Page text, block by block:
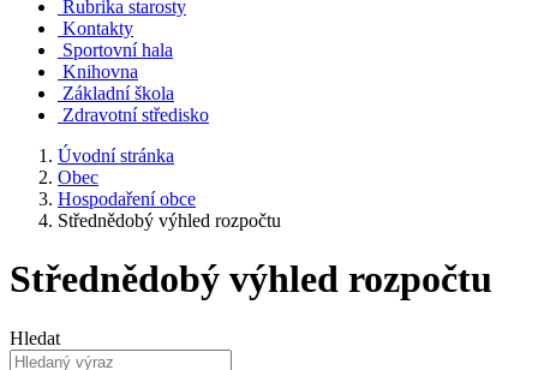
Rubrika starosty
Kontakty
Sportovní hala
Knihovna
Základní škola
Zdravotní středisko
Úvodní stránka
Obec
Hospodaření obce
Střednědobý výhled rozpočtu
Střednědobý výhled rozpočtu
Hledat